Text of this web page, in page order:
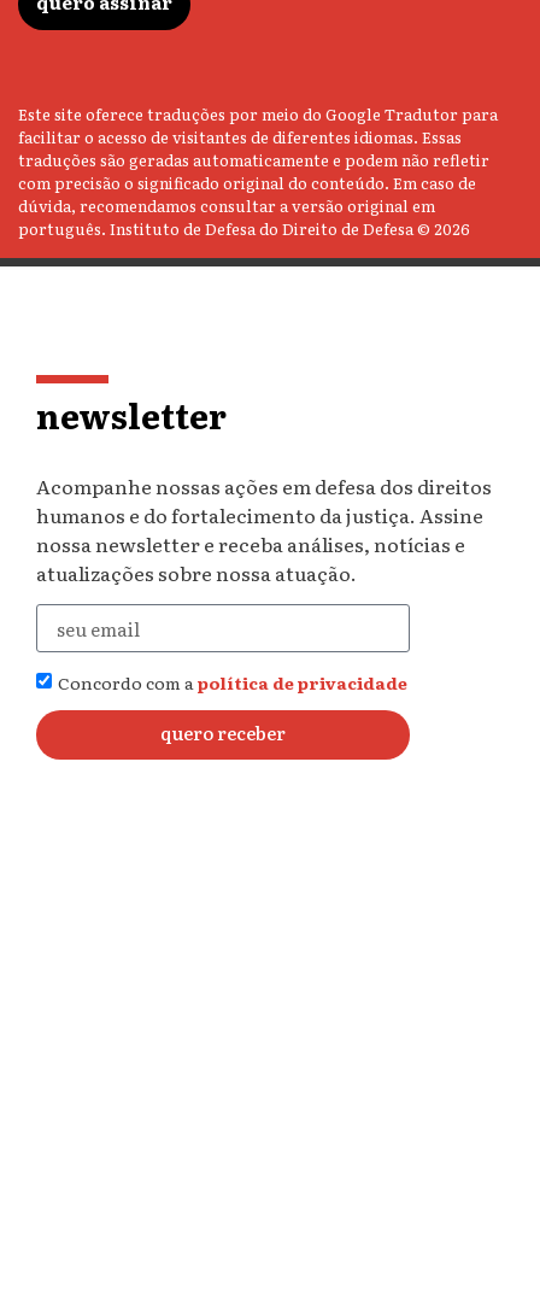
Este site oferece traduções por meio do Google Tradutor para
facilitar o acesso de visitantes de diferentes idiomas. Essas
traduções são geradas automaticamente e podem não refletir
com precisão o significado original do conteúdo. Em caso de
dúvida, recomendamos consultar a versão original em
português. Instituto de Defesa do Direito de Defesa © 2026
newsletter
Acompanhe nossas ações em defesa dos direitos
humanos e do fortalecimento da justiça. Assine
nossa newsletter e receba análises, notícias e
atualizações sobre nossa atuação.
Concordo com apolítica de privacidade
quero receber